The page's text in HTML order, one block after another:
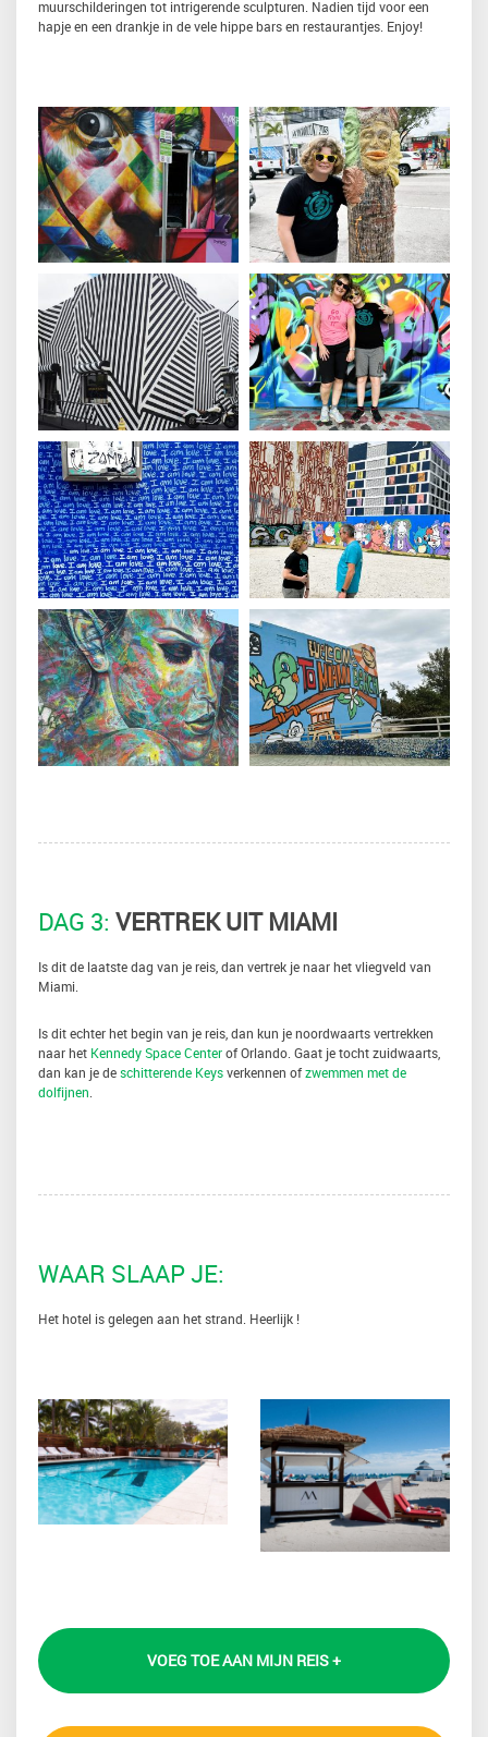
muurschilderingen tot intrigerende sculpturen. Nadien tijd voor een
hapje en een drankje in de vele hippe bars en restaurantjes. Enjoy!
DAG 3: VERTREK UIT MIAMI
Is dit de laatste dag van je reis, dan vertrek je naar het vliegveld van
Miami.
Is dit echter het begin van je reis, dan kun je noordwaarts vertrekken
naar het Kennedy Space Centerof Orlando. Gaat je tocht zuidwaarts,
dan kan je deschitterende Keysverkennen ofzwemmen met de
dolfijnen
WAAR SLAAP JE:
Het hotel is gelegen aan het strand. Heerlijk !
VOEG TOE AAN MIJN REIS +